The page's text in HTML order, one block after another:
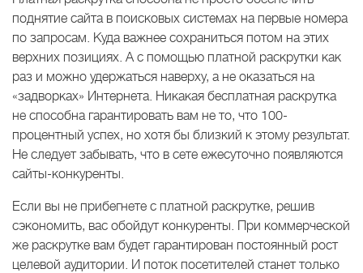
поднятие сайта в поисковых системах на первые номера
по запросам. Куда важнее сохраниться потом на этих
верхних позициях. А с помощью платной раскрутки как
раз и можно удержаться наверху, а не оказаться на
«задворках» Интернета. Никакая бесплатная раскрутка
не способна гарантировать вам не то, что 100-
процентный успех, но хотя бы близкий к этому результат.
Не следует забывать, что в сете ежесуточно появляются
сайты-конкуренты.
Если вы не прибегнете с платной раскрутке, решив
сэкономить, вас обойдут конкуренты. При коммерческой
же раскрутке вам будет гарантирован постоянный рост
целевой аудитории. И поток посетителей станет только